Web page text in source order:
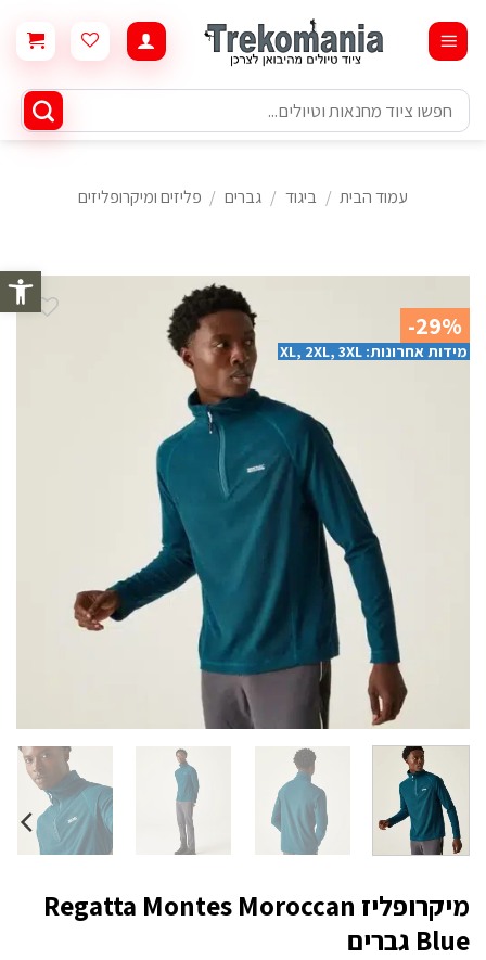
פתח
content
חיפוש
עבור:
עמוד הבית / ביגוד / גברים / פליזים ומיקרופליזים
-29%
מידות אחרונות: XL, 2XL, 3XL
מיקרופליז Regatta Montes Moroccan
Blue גברים